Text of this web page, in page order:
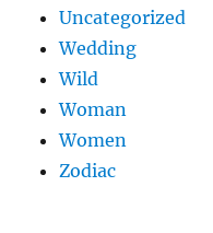
Uncategorized
Wedding
Wild
Woman
Women
Zodiac